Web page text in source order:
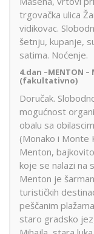
trgovačka ulica
vidikovac.
šetnju, kupanje,
satima. Noćenje.
4.dan –MENTON –
(fakultativno)
Doručak.
mogućnost
obalu sa
(Monako i Monte
Menton,
koje se nalazi na
Menton je
turističkih
peščanim
staro gradsko